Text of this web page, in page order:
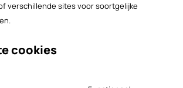
verschillende sites voor soortgelijke
cookies
Consent